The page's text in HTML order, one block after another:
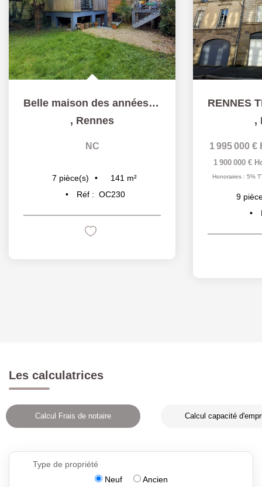
Belle maison des années 30 avec extension T7 141 m² ...
, Rennes
NC
7 pièce(s) 141 m²
Réf : OC230
,
1 995 000 €
1 900 000 €
Honoraires : 5%
9
Les calculatrices
Calcul Frais de notaire Calcul capacité